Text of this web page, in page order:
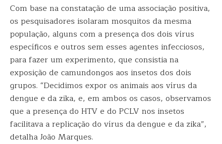
Com base na constatação de uma associação positiva,
os pesquisadores isolaram mosquitos da mesma
população, alguns com a presença dos dois vírus
específicos e outros sem esses agentes infecciosos,
para fazer um experimento, que consistia na
exposição de camundongos aos insetos dos dois
grupos. “Decidimos expor os animais aos vírus da
dengue e da zika, e, em ambos os casos, observamos
que a presença do HTV e do PCLV nos insetos
facilitava a replicação do vírus da dengue e da zika”,
detalha João Marques.